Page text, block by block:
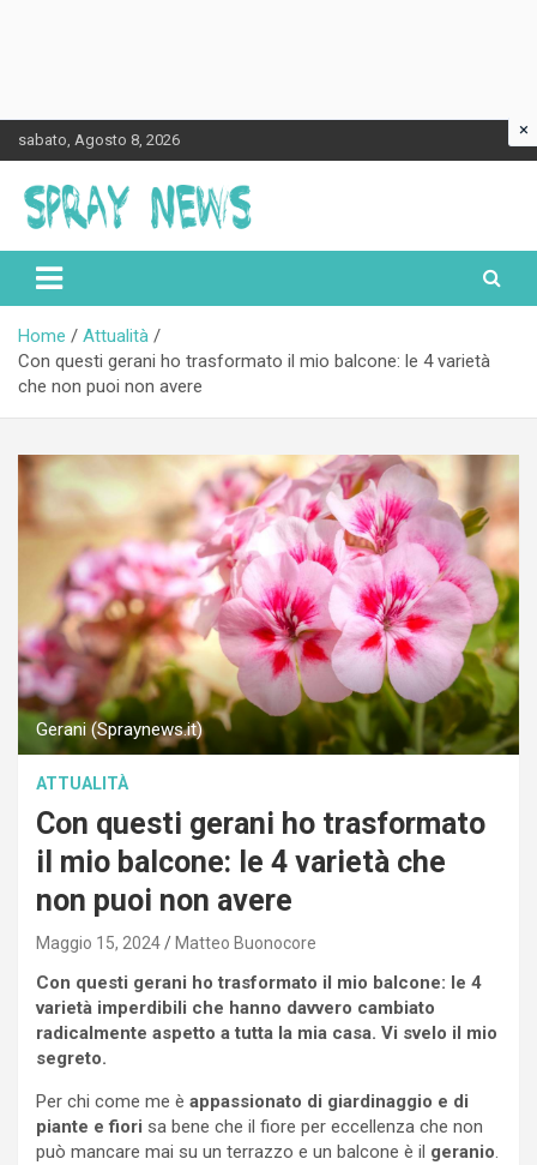
to
content
sabato, Agosto 8, 2026
Spraynews.it
Home
Attualità
Con questi gerani ho trasformato il mio balcone: le 4 varietà
che non puoi non avere
Gerani (Spraynews.it)
ATTUALITÀ
Con questi gerani ho trasformato
il mio balcone: le 4 varietà che
non puoi non avere
Maggio 15, 2024 Matteo Buonocore
Con questi gerani ho trasformato il mio balcone: le 4
varietà imperdibili che hanno davvero cambiato
radicalmente aspetto a tutta la mia casa. Vi svelo il mio
segreto.
Per chi come me è appassionato di giardinaggio e di
piante e fiori sa bene che il fiore per eccellenza che non
può mancare mai su un terrazzo e un balcone è il geranio.
×